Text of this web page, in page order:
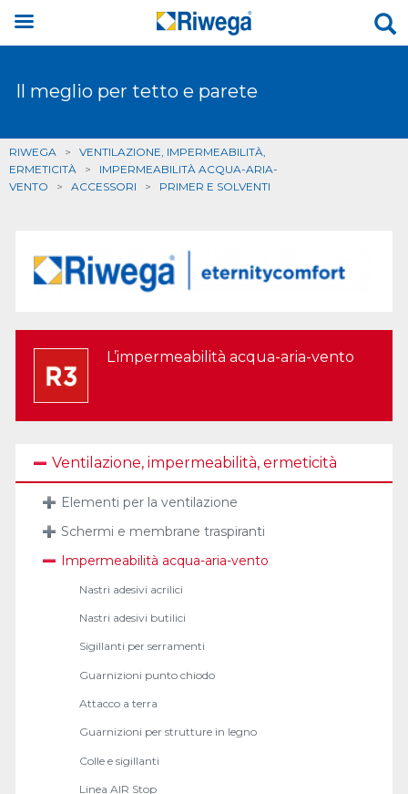
Il meglio per tetto e parete
RIWEGA > VENTILAZIONE, IMPERMEABILITÀ,
ERMETICITÀ > IMPERMEABILITÀ ACQUA-ARIA-
VENTO > ACCESSORI > PRIMER E SOLVENTI
L’impermeabilità acqua-aria-vento
Ventilazione, impermeabilità, ermeticità
Elementi per la ventilazione
Schermi e membrane traspiranti
Impermeabilità acqua-aria-vento
Nastri adesivi acrilici
Nastri adesivi butilici
Sigillanti per serramenti
Guarnizioni punto chiodo
Attacco a terra
Guarnizioni per strutture in legno
Colle e sigillanti
Linea AIR Stop